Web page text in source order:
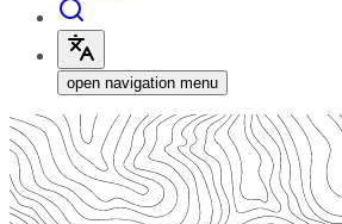
open navigation menu